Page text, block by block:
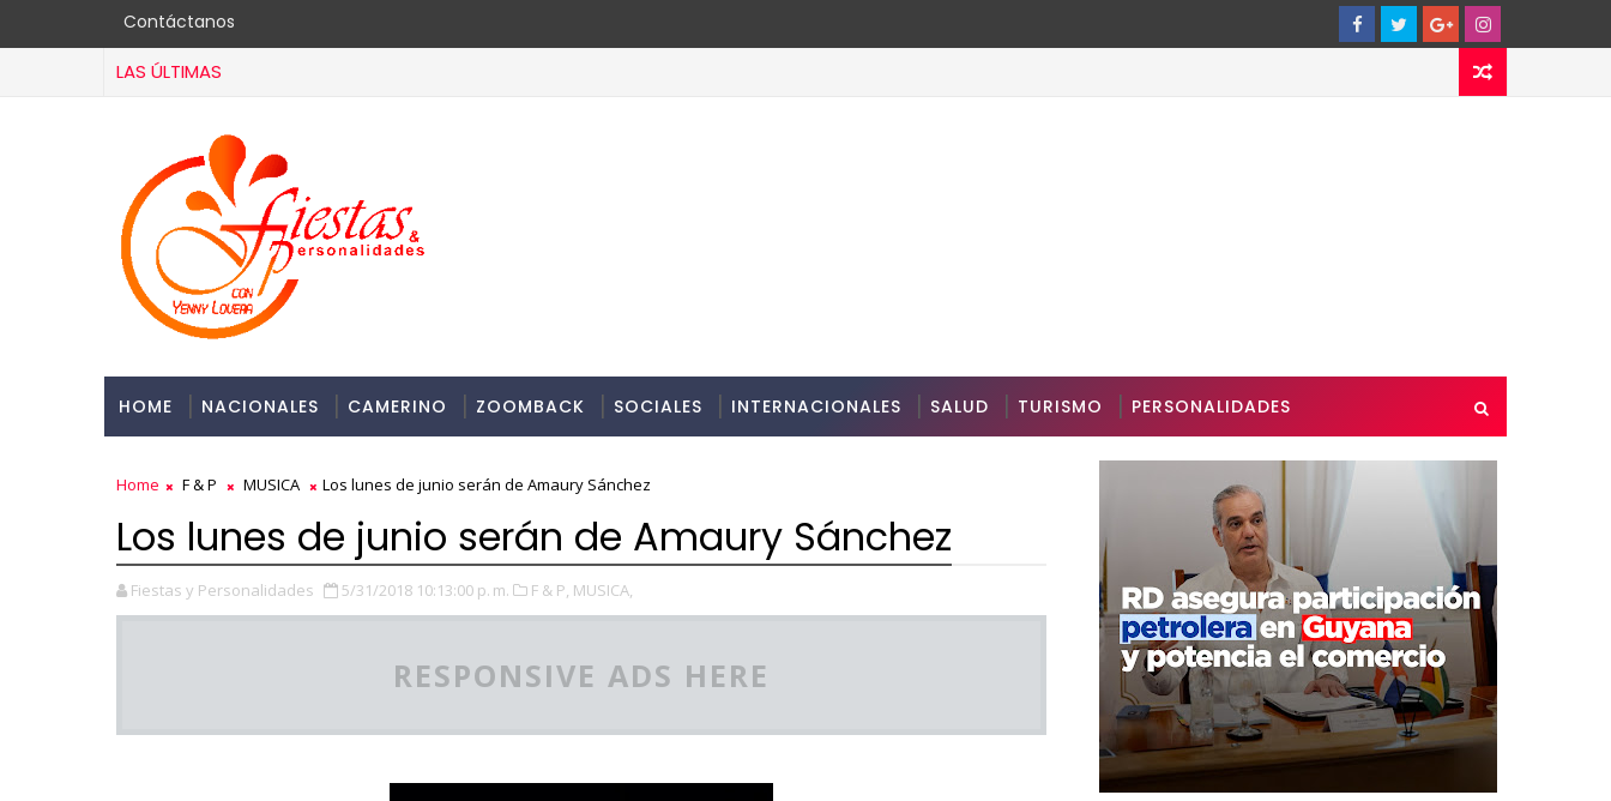
Contáctanos
LAS ÚLTIMAS
HOME NACIONALES CAMERINO ZOOMBACK SOCIALES INTERNACIONALES SALUD TURISMO PERSONALIDADES
Home F & P MUSICA Los lunes de junio serán de Amaury Sánchez
Los lunes de junio serán de Amaury Sánchez
Fiestas y Personalidades 5/31/2018 10:13:00 p. m. F & P, MUSICA,
RESPONSIVE ADS HERE